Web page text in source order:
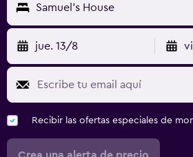
Samuel's House
jue. 13/8
Recibir las ofertas especiales de